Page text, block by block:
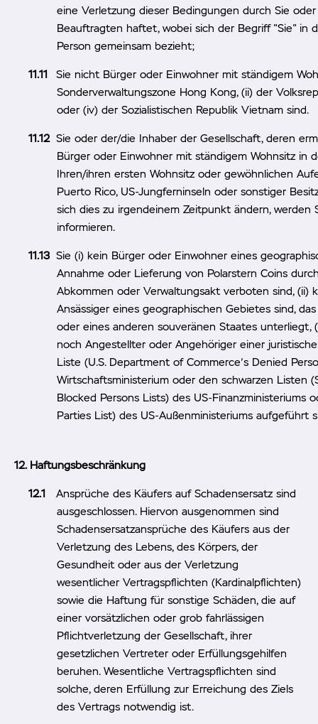
eine Verletzung dieser Bedingungen durch Sie
Beauftragten haftet, wobei sich der Begriff "Sie" in
Person gemeinsam bezieht;
Sie nicht Bürger oder Einwohner mit ständigem
Sonderverwaltungszone Hong Kong, (ii) der
oder (iv) der Sozialistischen Republik Vietnam sind.
Sie oder der/die Inhaber der Gesellschaft, deren
Bürger oder Einwohner mit ständigem Wohnsitz in
Ihren/ihren ersten Wohnsitz oder gewöhnlichen
Puerto Rico, US-Jungferninseln oder sonstiger
sich dies zu irgendeinem Zeitpunkt ändern, werden
informieren.
Sie (i) kein Bürger oder Einwohner eines
Annahme oder Lieferung von Polarstern Coins
Abkommen oder Verwaltungsakt verboten sind, (ii)
Ansässiger eines geographischen Gebietes sind,
oder eines anderen souveränen Staates unterliegt,
noch Angestellter oder Angehöriger einer
Liste (U.S. Department of Commerce’s Denied
Wirtschaftsministerium oder den schwarzen Listen
Blocked Persons Lists) des US-Finanzministeriums
Parties List) des US-Außenministeriums aufgeführt
Haftungsbeschränkung
Ansprüche des Käufers auf Schadensersatz sind
ausgeschlossen. Hiervon ausgenommen sind
Schadensersatzansprüche des Käufers aus der
Verletzung des Lebens, des Körpers, der
Gesundheit oder aus der Verletzung
wesentlicher Vertragspflichten (Kardinalpflichten)
sowie die Haftung für sonstige Schäden, die auf
einer vorsätzlichen oder grob fahrlässigen
Pflichtverletzung der Gesellschaft, ihrer
gesetzlichen Vertreter oder Erfüllungsgehilfen
beruhen. Wesentliche Vertragspflichten sind
solche, deren Erfüllung zur Erreichung des Ziels
des Vertrags notwendig ist.